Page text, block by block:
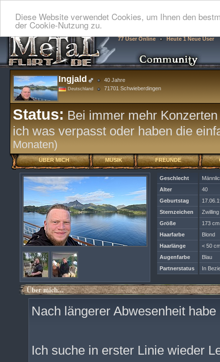
Diese Website verwendet Cookies, um Ihnen den
der Cookie-Nutzung zu.
77 User Online Heute 1 Neue User
Ingjald 40 Jahre
Deutschland 71701 Schwieberdingen
Status:Bei immer mehr
ich was verpasst oder haben die
Monaten)
ÜBER MICH MUSIK FREUNDE
Geschlecht
Alter
40
Geburtstag
Sternzeichen
Zwilling
Größe
173 cm
Haarfarbe
Blond
Haarlänge
< 50
Augenfarbe
Blau
Partnerstatus
In
Über mich...
Nach längerer Abwesenheit
Ich suche in erster Linie wieder